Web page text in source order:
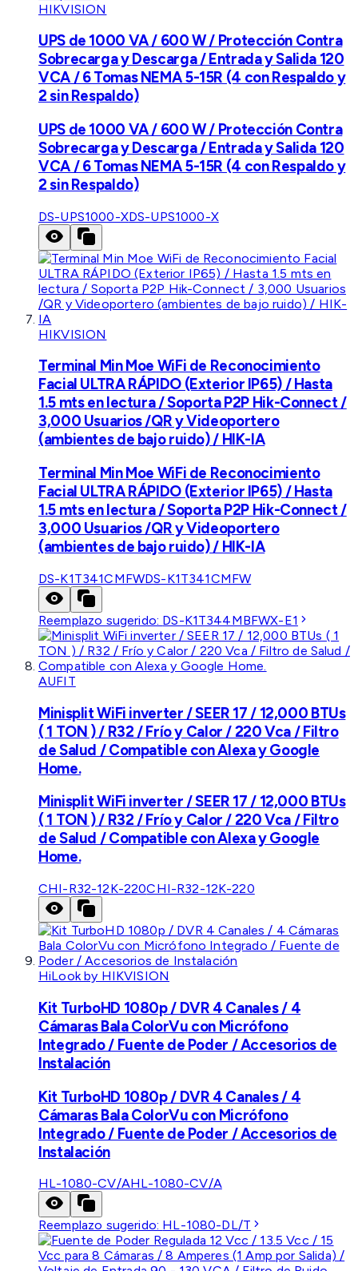
HIKVISION
UPS de 1000 VA / 600 W / Protección Contra
Sobrecarga y Descarga / Entrada y Salida 120
VCA / 6 Tomas NEMA 5-15R (4 con Respaldo y
2 sin Respaldo)
UPS de 1000 VA / 600 W / Protección Contra
Sobrecarga y Descarga / Entrada y Salida 120
VCA / 6 Tomas NEMA 5-15R (4 con Respaldo y
2 sin Respaldo)
DS-UPS1000-XDS-UPS1000-X
HIKVISION
Terminal Min Moe WiFi de Reconocimiento
Facial ULTRA RÁPIDO (Exterior IP65) / Hasta
1.5 mts en lectura / Soporta P2P Hik-Connect /
3,000 Usuarios /QR y Videoportero
(ambientes de bajo ruido) / HIK-IA
Terminal Min Moe WiFi de Reconocimiento
Facial ULTRA RÁPIDO (Exterior IP65) / Hasta
1.5 mts en lectura / Soporta P2P Hik-Connect /
3,000 Usuarios /QR y Videoportero
(ambientes de bajo ruido) / HIK-IA
DS-K1T341CMFWDS-K1T341CMFW
Reemplazo sugerido: DS-K1T344MBFWX-E1
AUFIT
Minisplit WiFi inverter / SEER 17 / 12,000 BTUs
( 1 TON ) / R32 / Frío y Calor / 220 Vca / Filtro
de Salud / Compatible con Alexa y Google
Home.
Minisplit WiFi inverter / SEER 17 / 12,000 BTUs
( 1 TON ) / R32 / Frío y Calor / 220 Vca / Filtro
de Salud / Compatible con Alexa y Google
Home.
CHI-R32-12K-220CHI-R32-12K-220
HiLook by HIKVISION
Kit TurboHD 1080p / DVR 4 Canales / 4
Cámaras Bala ColorVu con Micrófono
Integrado / Fuente de Poder / Accesorios de
Instalación
Kit TurboHD 1080p / DVR 4 Canales / 4
Cámaras Bala ColorVu con Micrófono
Integrado / Fuente de Poder / Accesorios de
Instalación
HL-1080-CV/AHL-1080-CV/A
Reemplazo sugerido: HL-1080-DL/T